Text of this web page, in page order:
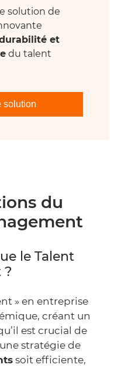
solution de
et
du talent
solution
du
le Talent
?
» en entreprise
créant un
est crucial de
stratégie de
soit efficiente,